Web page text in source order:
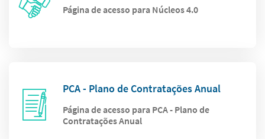
Página de acesso para Núcleos 4.0
PCA - Plano de Contratações Anual
Página de acesso para PCA - Plano de
Contratações Anual